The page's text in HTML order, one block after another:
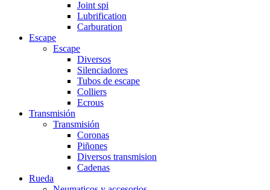
Joint spi
Lubrification
Carburation
Escape
Escape
Diversos
Silenciadores
Tubos de escape
Colliers
Ecrous
Transmisión
Transmisión
Coronas
Piñones
Diversos transmision
Cadenas
Rueda